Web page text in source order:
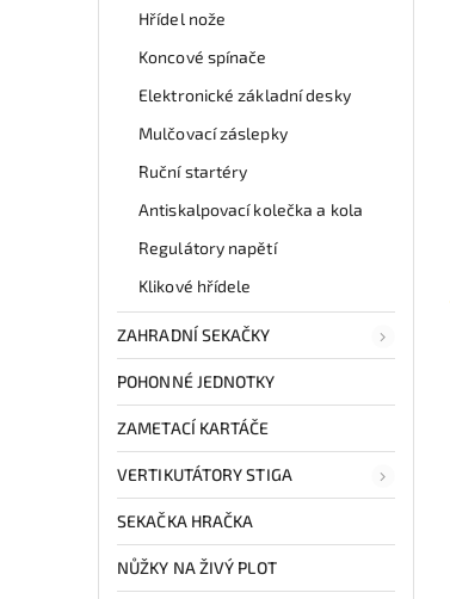
Hřídel nože
Koncové spínače
Elektronické základní desky
Mulčovací záslepky
Ruční startéry
Antiskalpovací kolečka a kola
Regulátory napětí
Klikové hřídele
ZAHRADNÍ SEKAČKY
POHONNÉ JEDNOTKY
ZAMETACÍ KARTÁČE
VERTIKUTÁTORY STIGA
SEKAČKA HRAČKA
NŮŽKY NA ŽIVÝ PLOT